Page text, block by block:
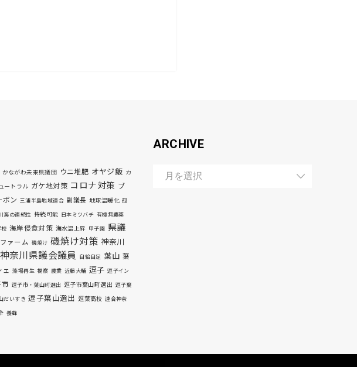
かながわ未来県議団 ウニ堆肥 オヤジ飯 カ
ートラル ガケ地対策 コロナ対策 ブ
ボン 三浦半島地域連合 副議長 地球温暖化 孤
海の連続性 持続可能 日本ミツバチ 有機無農薬
校 海岸侵食対策 海水温上昇 甲子園
県議
ァーム 磯焼け 磯焼け対策 神奈川
神奈川県議会議員 自給自足 葉山 葉
ェ
藻場再生 視察 農業 近藤大輔 逗子 逗子イン
逗子市・葉山町選出 逗子市葉山町選出 逗子葉
だいすき 逗子葉山選出 逗葉高校 連合神奈
養蜂
ARCHIVE